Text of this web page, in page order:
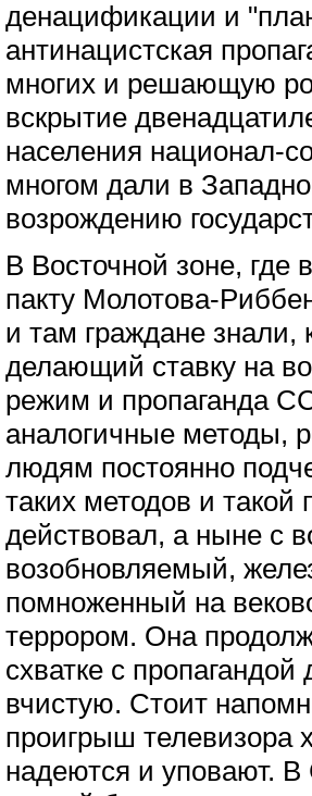
денацификации и
антинацистская
многих и решающую
вскрытие
населения национал-
многом дали в
возрождению
В Восточной зоне, где
пакту Молотова-
и там граждане знали,
делающий ставку на
режим и пропаганда
аналогичные методы,
людям постоянно
таких методов и
действовал, а ныне с
возобновляемый,
помноженный на
террором. Она
схватке с
вчистую. Стоит
проигрыш телевизора
надеются и уповают.